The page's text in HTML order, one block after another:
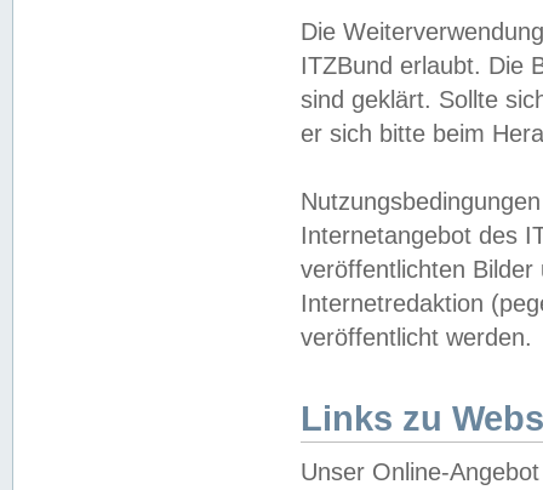
Die
ITZBund erlaubt. Die
sind geklärt. Sollte
er sich bitte beim
Internetangebot des
veröffentlichten
Internetredaktion
veröffentlicht werden.
Links zu
Unser Online-